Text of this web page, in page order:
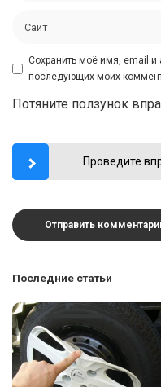
Сохранить моё имя, email и
последующих моих
Потяните ползунок
Проведите
Последние статьи